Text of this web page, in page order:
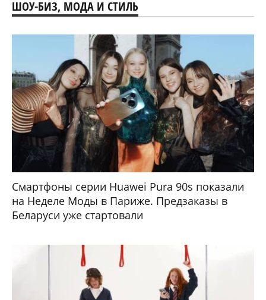
ШОУ-БИЗ, МОДА И СТИЛЬ
Смартфоны серии Huawei Pura 90s показали
на Неделе Моды в Париже. Предзаказы в
Беларуси уже стартовали